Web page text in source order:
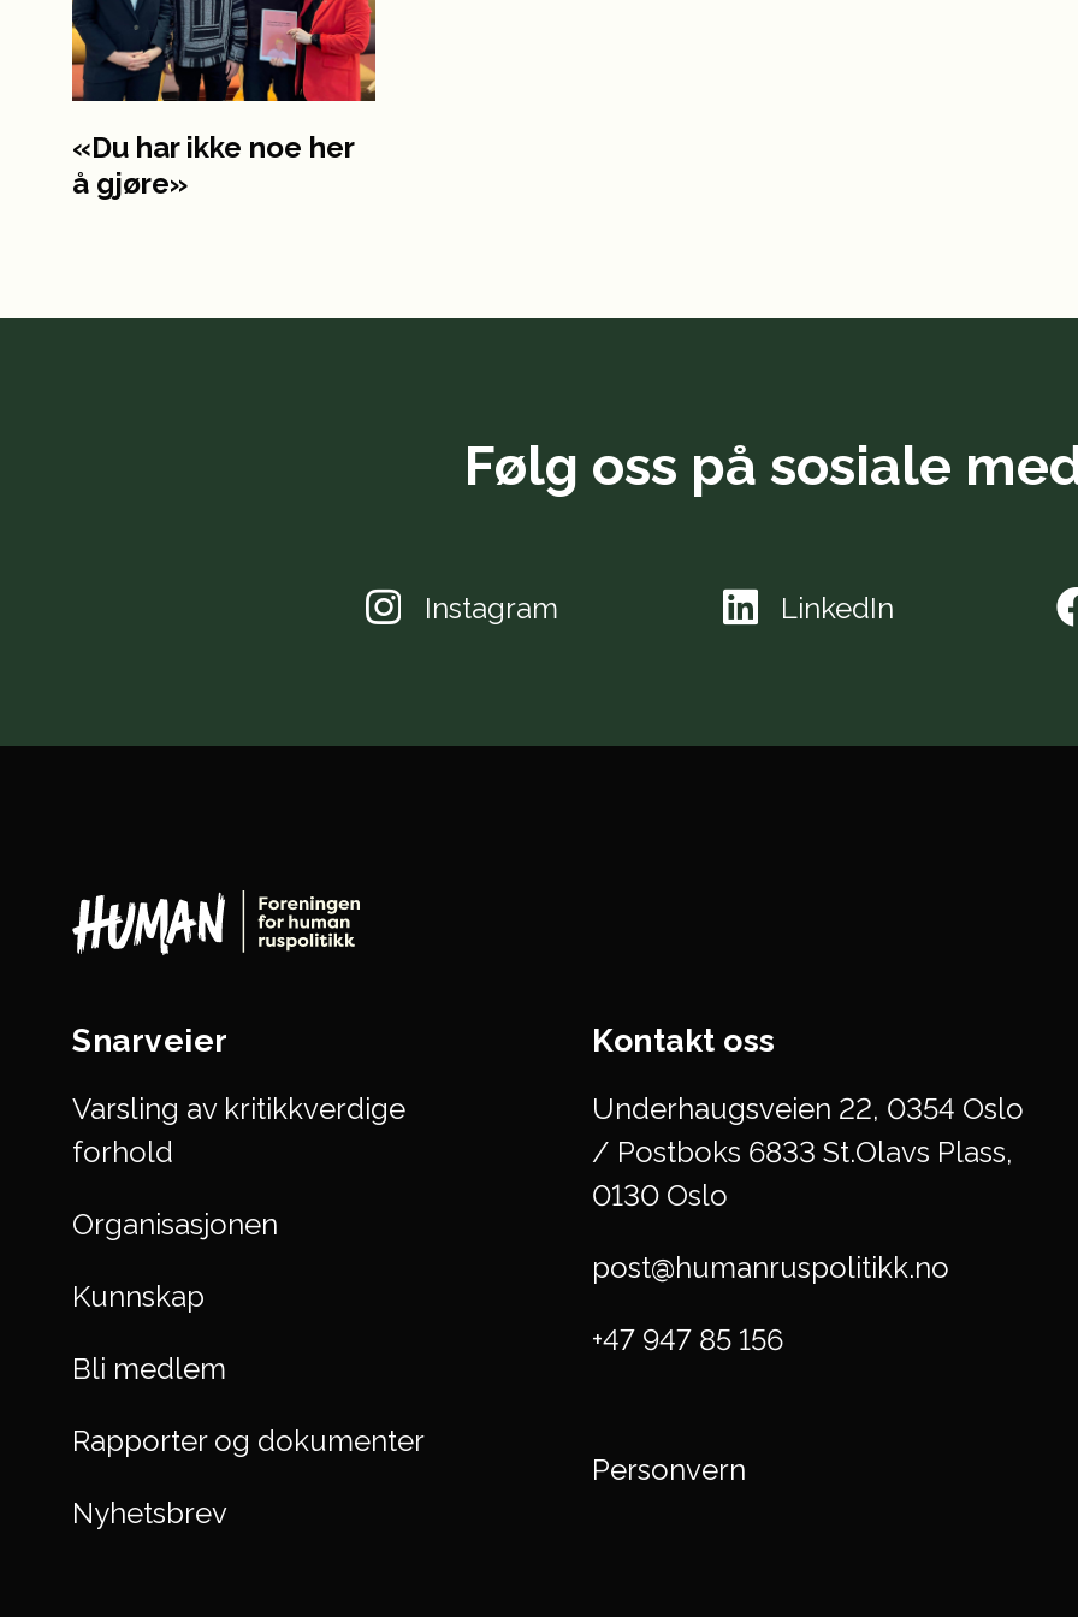
«Du har ikke noe her
å gjøre»
Følg oss på sosiale
Instagram LinkedIn
Snarveier
Varsling av kritikkverdige
forhold
Organisasjonen
Kunnskap
Bli medlem
Rapporter og dokumenter
Nyhetsbrev
Kontakt oss
Underhaugsveien 22, 0354 Oslo
/ Postboks 6833 St.Olavs Plass,
0130 Oslo
post@humanruspolitikk.no
+47 947 85 156
Personvern